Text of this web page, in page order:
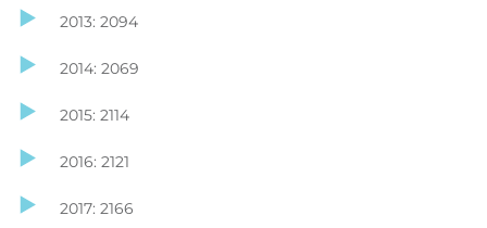
2013: 2094
2014: 2069
2015: 2114
2016: 2121
2017: 2166